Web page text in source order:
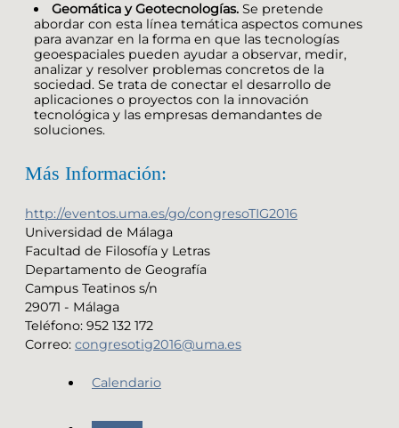
Geomática y Geotecnologías. Se pretende
abordar con esta línea temática aspectos comunes
para avanzar en la forma en que las tecnologías
geoespaciales pueden ayudar a observar, medir,
analizar y resolver problemas concretos de la
sociedad. Se trata de conectar el desarrollo de
aplicaciones o proyectos con la innovación
tecnológica y las empresas demandantes de
soluciones.
Más Información:
http://eventos.uma.es/go/congresoTIG2016
Universidad de Málaga
Facultad de Filosofía y Letras
Departamento de Geografía
Campus Teatinos s/n
29071 - Málaga
Teléfono: 952 132 172
Correo: congresotig2016@uma.es
Calendario